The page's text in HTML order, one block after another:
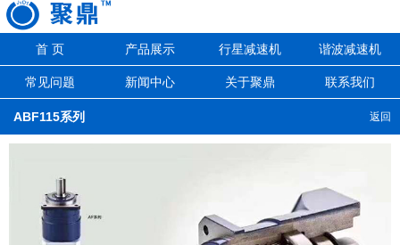
首 页 产品展示 行星减速机 谐波减速机
常见问题 新闻中心 关于聚鼎 联系我们
返回
ABF115系列